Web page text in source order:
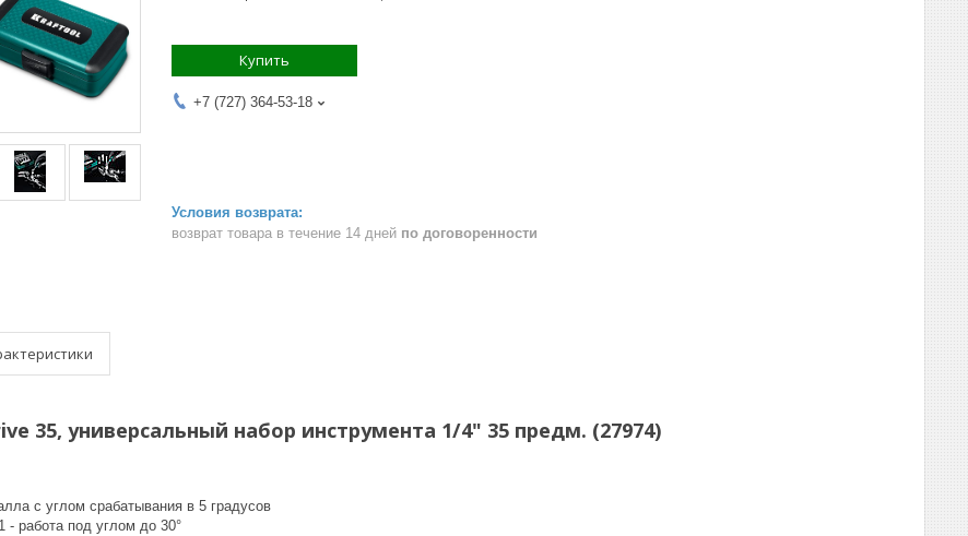
Купить
+7 (727) 364-53-18
возврат товара в течение 14 дней по договоренности
35, универсальный набор инструмента 1/4" 35 предм. (27974)
с углом срабатывания в 5 градусов
- работа под углом до 30°